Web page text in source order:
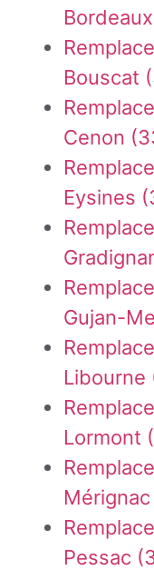
Bouscat
Cenon
Eysines
Gujan-
Libourne
Lormont
Pessac